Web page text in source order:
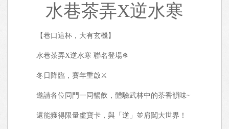
水巷茶弄X逆水寒
【巷口這杯，大有玄機】
水巷茶弄X逆水寒 聯名登場❄
冬日降臨，賽年重啟⚔️
邀請各位同門一同暢飲，體驗武林中的茶香韻味~
還能獲得限量虛寶卡，與「逆」並肩闖大世界！